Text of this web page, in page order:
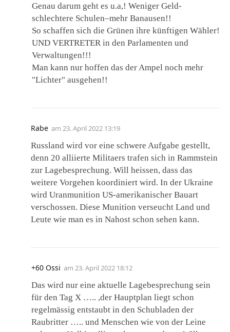
Genau darum geht es u.a,! Weniger Geld-
schlechtere Schulen–mehr Banausen!!
So schaffen sich die Grünen ihre künftigen Wähler!
UND VERTRETER in den Parlamenten und
Verwaltungen!!!
Man kann nur hoffen das der Ampel noch mehr
"Lichter" ausgehen!!
Rabe am 23. April 2022 13:19
Russland wird vor eine schwere Aufgabe gestellt,
denn 20 alliierte Militaers trafen sich in Rammstein
zur Lagebesprechung. Will heissen, dass das
weitere Vorgehen koordiniert wird. In der Ukraine
wird Uranmunition US-amerikanischer Bauart
verschossen. Diese Munition verseucht Land und
Leute wie man es in Nahost schon sehen kann.
+60 Ossi am 23. April 2022 18:12
Das wird nur eine aktuelle Lagebesprechung sein
für den Tag X ….. ,der Hauptplan liegt schon
regelmässig entstaubt in den Schubladen der
Raubritter ….. und Menschen wie von der Leine